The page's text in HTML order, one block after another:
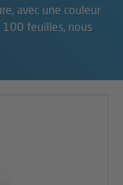
avec une couleur
100 feuilles, nous